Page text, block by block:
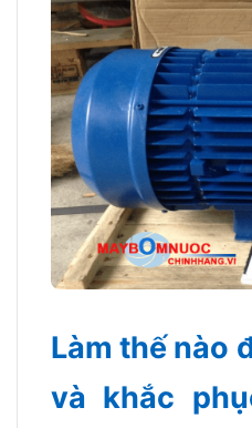
Làm thế nào
và khắc